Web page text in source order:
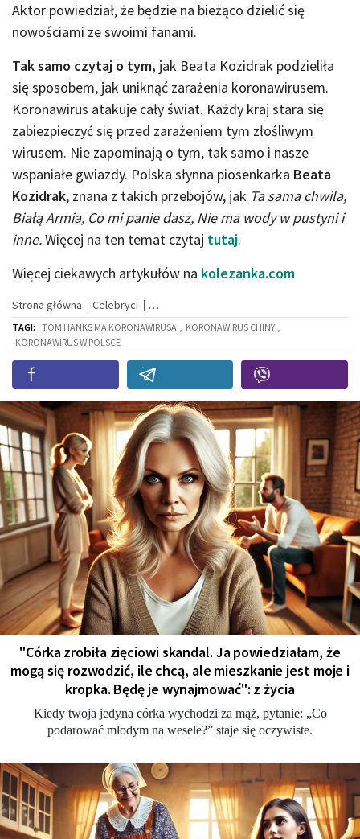
Aktor powiedział, że będzie na bieżąco dzielić się
nowościami ze swoimi fanami.
Tak samo czytaj o tym, jak Beata Kozidrak podzieliła
się sposobem, jak uniknąć zarażenia koronawirusem.
Koronawirus atakuje cały świat. Każdy kraj stara się
zabiezpieczyć się przed zarażeniem tym złośliwym
wirusem. Nie zapominają o tym, tak samo i nasze
wspaniałe gwiazdy. Polska słynna piosenkarka Beata
Kozidrak, znana z takich przebojów, jak Ta sama chwila,
Białą Armia, Co mi panie dasz, Nie ma wody w pustyni i
inne.Więcej na ten temat czytaj tutaj.
Więcej ciekawych artykułów na kolezanka.com
Strona główna Celebryci
TAGI: TOM HANKS MA KORONAWIRUSA , KORONAWIRUS CHINY ,
KORONAWIRUS W POLSCE
"Córka zrobiła zięciowi skandal. Ja powiedziałam, że
mogą się rozwodzić, ile chcą, ale mieszkanie jest moje i
kropka. Będę je wynajmować": z życia
Kiedy twoja jedyna córka wychodzi za mąż, pytanie: „Co
podarować młodym na wesele?” staje się oczywiste.